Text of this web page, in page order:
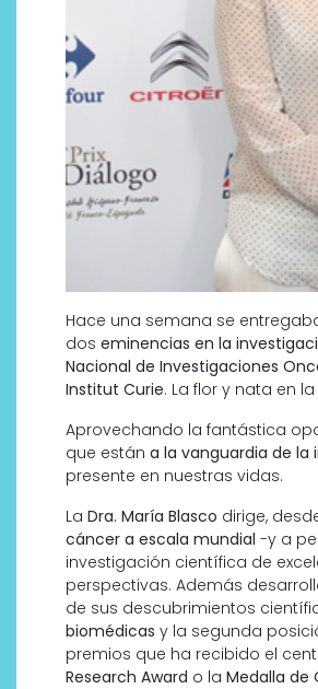
Hace una semana se
dos eminencias en la
Nacional de Investigaciones
Institut Curie. La flor y nata en
Aprovechando la fantástica
que están a la vanguardia de la
presente en nuestras vidas.
La Dra. María Blasco dirige, desde
cáncer a escala mundial -y a
investigación científica de
perspectivas. Además
de sus descubrimientos
biomédicas y la segunda
premios que ha recibido el
Research Award o la Medalla de
Descubre
profesional va
cabinas a tu